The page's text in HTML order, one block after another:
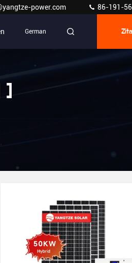
power.com 86-191-
German
]